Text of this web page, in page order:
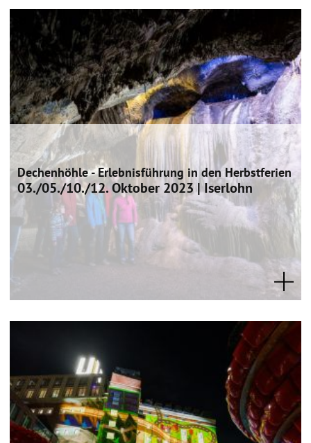
Dechenhöhle - Erlebnisführung in den Herbstferien
03./05./10./12. Oktober 2023 | Iserlohn